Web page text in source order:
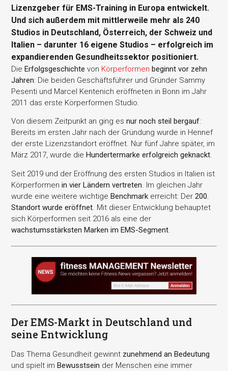
Lizenzgeber für EMS-Training in Europa entwickelt.
Und sich außerdem mit mittlerweile mehr als 240
Studios in Deutschland, Österreich, der Schweiz und
Italien – darunter 16 eigene Studios – erfolgreich im
expandierenden Gesundheitssektor positioniert.
DieErfolgsgeschichte von Körperformen beginnt vor zehn
Jahren: Die beiden Geschäftsführer und Gründer Sammy
Pesenti und Marcel Kentenich eröffneten in Bonn im Jahr
2011 das erste Körperformen Studio.
Von diesem Zeitpunkt an ging esnur noch steil bergauf:
Bereits im ersten Jahr nach der Gründung wurde in Hennef
der erste Lizenzstandort eröffnet. Nur fünf Jahre später, im
März 2017, wurde dieHundertermarke erfolgreich geknackt.
Seit 2019 und der Eröffnung des ersten Studios in Italien ist
Körperformenin vier Ländern vertreten . Im gleichen Jahr
wurde eine weitere wichtigeBenchmark erreicht: Der200.
Standort wurde eröffnet . Mit dieser Entwicklung behauptet
sich Körperformen seit 2016 als eine der
wachstumsstärksten Marken im EMS-Segment
Der EMS-Markt in Deutschland und
seine Entwicklung
Das Thema Gesundheit gewinnt zunehmend an Bedeutung
und spielt imBewusstsein der Menschen eine immer